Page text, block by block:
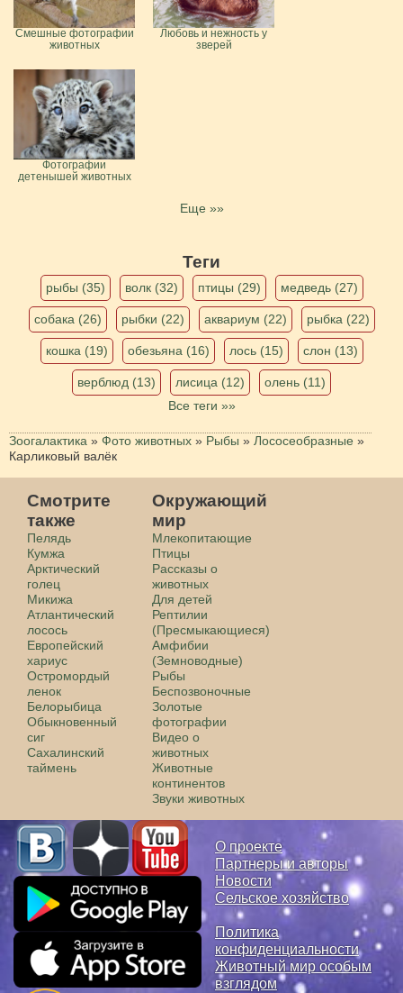
Смешные фотографии
животных
Любовь и нежность у
зверей
Фотографии
детенышей животных
Еще »»
Теги
рыбы (35) волк (32) птицы (29) медведь (27)
собака (26) рыбки (22) аквариум (22) рыбка (22)
кошка (19) обезьяна (16) лось (15) слон (13)
верблюд (13) лисица (12)
олень (11)
Все теги »»
Зоогалактика » Фото животных » Рыбы » Лососеобразные »
Карликовый валёк
Смотрите
также
Пелядь
Кумжа
Арктический
голец
Микижа
Атлантический
лосось
Европейский
хариус
Остромордый
ленок
Белорыбица
Обыкновенный
сиг
Сахалинский
таймень
Окружающий
мир
Млекопитающие
Птицы
Рассказы о
животных
Для детей
Рептилии
(Пресмыкающиеся)
Амфибии
(Земноводные)
Рыбы
Беспозвоночные
Золотые
фотографии
Видео о
животных
Животные
континентов
Звуки животных
О проекте
Партнеры и авторы
Новости
Сельское хозяйство
Политика
конфиденциальности
Животный мир особым
взглядом